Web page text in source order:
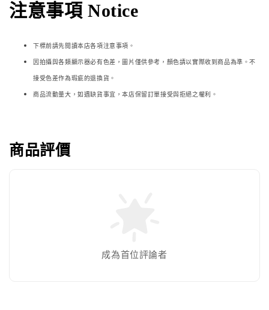
注意事項 Notice
下標前請先閱讀本店各項注意事項。
因拍攝與各類顯示器必有色差，圖片僅供參考，顏色請以實際收到商品為準。不
接受色差作為瑕疵的退換貨。
商品流動量大，如遇缺貨事宜，本店保留訂單接受與拒絕之權利。
商品評價
成為首位評論者